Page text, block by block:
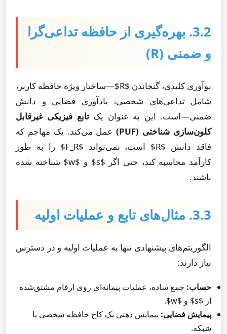
3.2. بهره‌گیری از حافظه تداعی‌گرا
و ضمنی (R)
نوآوری کلیدی، گنجاندن $R$—ساختار ویژه حافظه کاربر،
شامل تداعی‌های شخصی، یادآوری فضایی و دانش
ضمنی—است. این به عنوان یکتابع فیزیکی غیرقابل
کلون‌سازی شناختی (PUF)
عمل می‌کند. یک مهاجم که
فاقد دانش $R$ است، نمی‌تواند $F_R$ را به طور
کارآمد محاسبه کند، حتی اگر $s$ و $w$ شناخته شده
باشند.
3.3. مثال‌های تابع و عملیات اولیه
الگوریتم‌های پیشنهادی تنها به عملیات اولیه و در دسترس
نیاز دارند:
حساب: جمع ساده، عملیات پیمانه‌ای روی ارقام مشتق‌شده
از $s$ و $w$.
پیمایش فضایی: پیمایش ذهنی یک کاخ حافظه شخصی یا
شبکه.